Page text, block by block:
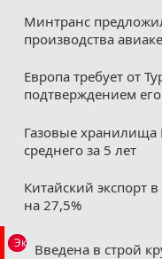
Минтранс
производства
Европа требует от
подтверждением
Газовые хранилища
среднего за 5 лет
Китайский экспорт
на 27,5%
Эксклюзив
Введена в строй